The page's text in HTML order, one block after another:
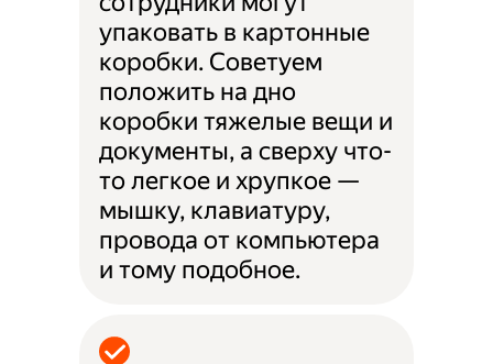
упаковать в картонные
коробки. Советуем
положить на дно
коробки тяжелые вещи и
документы, а сверху что-
то легкое и хрупкое —
мышку, клавиатуру,
провода от компьютера
и тому подобное.